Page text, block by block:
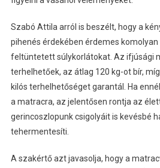
Szabó Attila arról is beszélt, hogy a
pihenés érdekében érdemes
feltüntetett súlykorlátokat. Az ifjúsági
terhelhetőek, az átlag 120 kg-ot bír,
kilós terhelhetőséget garantál. Ha
a matracra, az jelentősen rontja az
gerincoszlopunk csigolyáit is kevésbé
tehermentesíti.
A szakértő azt javasolja, hogy a